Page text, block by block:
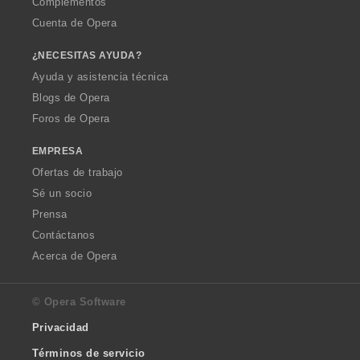
Cuenta de Opera
¿NECESITAS AYUDA?
Ayuda y asistencia técnica
Blogs de Opera
Foros de Opera
EMPRESA
Ofertas de trabajo
Sé un socio
Prensa
Contáctanos
Acerca de Opera
© Opera Software
Privacidad
Términos de servicio